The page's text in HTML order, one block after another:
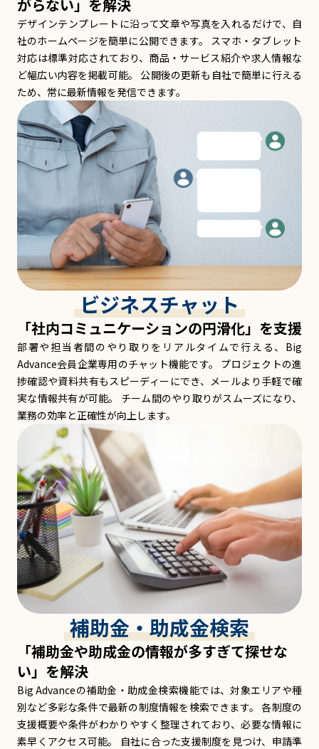
がらない」を解決
デザインテンプレートに沿って文章や写真を入れるだけで、自
社のホームページを簡単に公開できます。 スマホ・タブレット
対応は標準対応されており、商品・サービス紹介や求人情報な
ど幅広い内容を掲載可能。 公開後の更新も自社で簡単に行える
ため、常に最新情報を発信できます。
ビジネスチャット
「社内コミュニケーションの円滑化」を支援
部署や担当者間のやり取りをリアルタイムで行える、Big
Advance会員企業専用のチャット機能です。 プロジェクトの進
捗確認や資料共有もスピーディーにでき、メールより手軽で確
実な情報共有が可能。 チーム間のやり取りがスムーズになり、
業務の効率と正確性が向上します。
補助金・助成金検索
「補助金や助成金の情報が多すぎて探せな
い」を解決
Big Advanceの補助金・助成金検索機能では、対象エリアや種
別など多彩な条件で最新の制度情報を検索できます。 各制度の
支援概要や条件がわかりやすく整理されており、必要な情報に
素早くアクセス可能。 自社に合った支援制度を見つけ、申請準